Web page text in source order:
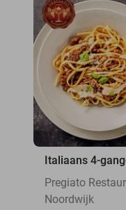
Italiaans 4-
Pregiato
Noordwijk